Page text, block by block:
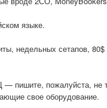
языке.
недельных сетапов,
пишите, пожалуйста, не
свое оборудование.